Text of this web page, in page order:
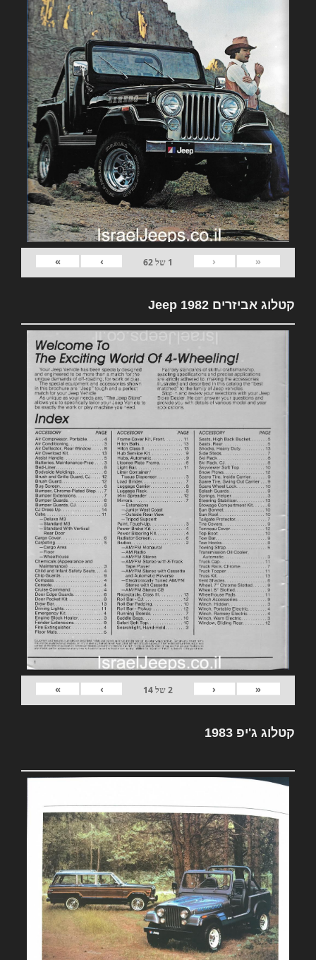
«
‹
1 של62
›
»
קטלוג אביזרים 1982 Jeep
«
‹
2של14
›
»
קטלוג ג'יפ 1983